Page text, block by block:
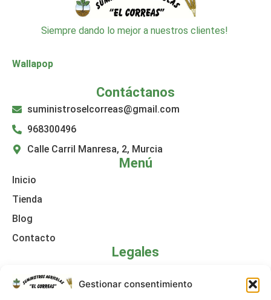
Gestionar consentimiento
Siempre dando lo mejor a nuestros clientes!
Wallapop
Menú
Inicio
Tienda
Blog
Contacto
Legales
Política de cookies
Contáctanos
suministroselcorreas@gmail.com
968300496
Calle Carril Manresa, 2, Murcia